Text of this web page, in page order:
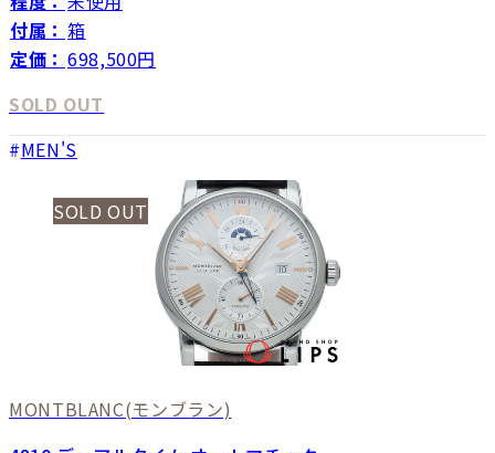
付属： 箱
定価： 698,500円
SOLD OUT
MEN'S
SOLD OUT
MONTBLANC(モンブラン)